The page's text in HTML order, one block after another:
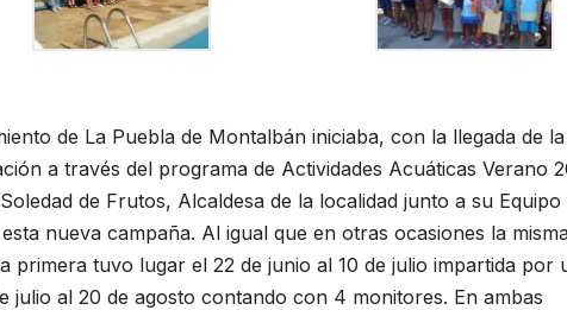
de La Puebla de Montalbán iniciaba, con la llegada de la
a través del programa de Actividades Acuáticas Verano
de Frutos, Alcaldesa de la localidad junto a su Equipo
nueva campaña. Al igual que en otras ocasiones la
primera tuvo lugar el 22 de junio al 10 de julio impartida por
julio al 20 de agosto contando con 4 monitores. En ambas